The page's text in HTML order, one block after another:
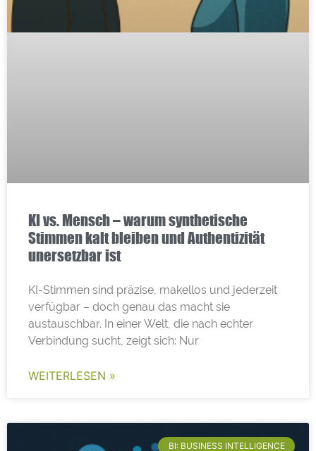
KI vs. Mensch – warum synthetische
Stimmen kalt bleiben und Authentizität
unersetzbar ist
KI-Stimmen sind präzise, makellos und jederzeit
verfügbar – doch genau das macht sie
austauschbar. In einer Welt, die nach echter
Verbindung sucht, zeigt sich: Nur
WEITERLESEN »
BI: BUSINESS INTELLIGENCE